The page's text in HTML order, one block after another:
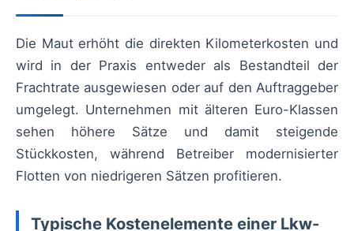
Die Maut erhöht die direkten Kilometerkosten und
wird in der Praxis entweder als Bestandteil der
Frachtrate ausgewiesen oder auf den Auftraggeber
umgelegt. Unternehmen mit älteren Euro-Klassen
sehen höhere Sätze und damit steigende
Stückkosten, während Betreiber modernisierter
Flotten von niedrigeren Sätzen profitieren.
Typische Kostenelemente einer Lkw-